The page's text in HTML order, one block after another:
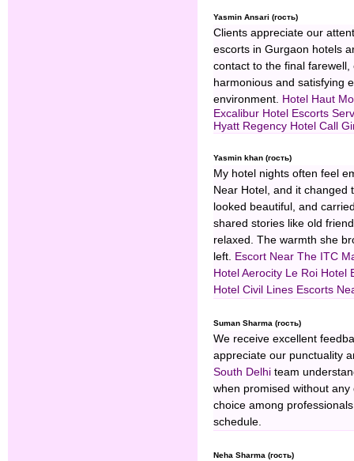
Yasmin Ansari (гость)
Clients appreciate our
escorts in Gurgaon hotels
contact to the final
harmonious and satisfying
environment. Hotel Haut
Excalibur Hotel Escorts
Hyatt Regency Hotel Call
Yasmin khan (гость)
My hotel nights often feel
Near Hotel, and it changed
looked beautiful, and
shared stories like old
relaxed. The warmth she
left. Escort Near The ITC
Hotel Aerocity Le Roi Hotel
Hotel Civil Lines Escorts
Suman Sharma (гость)
We receive excellent
appreciate our punctuality
South Delhi team
when promised without
choice among
schedule.
Neha Sharma (гость)